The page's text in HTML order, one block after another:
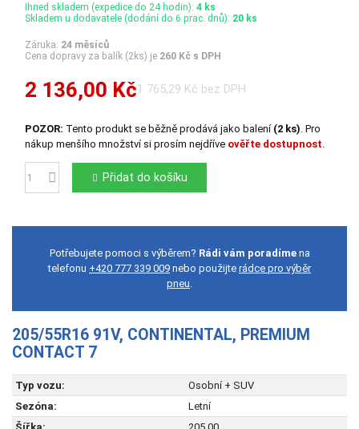
Ihned skladem (expedice do 24 hodin):4 ks
Skladem u dodavatele (dodání do 6 prac. dnů): 20 ks
Záruka: 24 měsíců
Cena dopravy za balík (2ks) je 260 Kč s DPH
2 136,00 Kč1 765,29 Kč bez DPH
POZOR: Tento produkt se běžně prodává jako balení (2 ks) . Pro
nákup menšího množství si prosím nejdříve ověřte dostupnost
Počet Přidat do košíku
Potřebujete pomoci s výběrem? Rádi vám poradímena
telefonu +420 777 339 009 nebo použijte rádce pro výběr
pneu.
205/55R16 91V, CONTINENTAL, PREMIUM
CONTACT 7
Typ vozu:
Osobní + SUV
Sezóna:
Letní